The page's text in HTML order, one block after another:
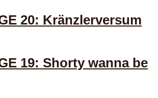
20: Kränzlerversum
19: Shorty wanna be